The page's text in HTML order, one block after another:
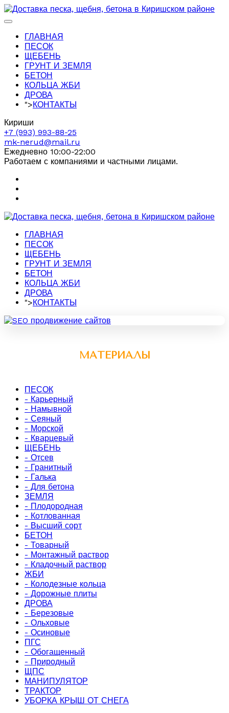
ГЛАВНАЯ
ПЕСОК
ЩЕБЕНЬ
ГРУНТ И ЗЕМЛЯ
БЕТОН
КОЛЬЦА ЖБИ
ДРОВА
">КОНТАКТЫ
Кириши
+7 (993) 993-88-25
mk-nerud@mail.ru
Ежедневно 10:00-22:00
Работаем с компаниями и частными лицами.
ГЛАВНАЯ
ПЕСОК
ЩЕБЕНЬ
ГРУНТ И ЗЕМЛЯ
БЕТОН
КОЛЬЦА ЖБИ
ДРОВА
">КОНТАКТЫ
МАТЕРИАЛЫ
ПЕСОК
- Карьерный
- Намывной
- Сеяный
- Морской
- Кварцевый
ЩЕБЕНЬ
- Отсев
- Гранитный
- Галька
- Для бетона
ЗЕМЛЯ
- Плодородная
- Котлованная
- Высший сорт
БЕТОН
- Товарный
- Монтажный раствор
- Кладочный раствор
ЖБИ
- Колодезные кольца
- Дорожные плиты
ДРОВА
- Березовые
- Ольховые
- Осиновые
ПГС
- Обогащенный
- Природный
ЩПС
МАНИПУЛЯТОР
ТРАКТОР
УБОРКА КРЫШ ОТ СНЕГА